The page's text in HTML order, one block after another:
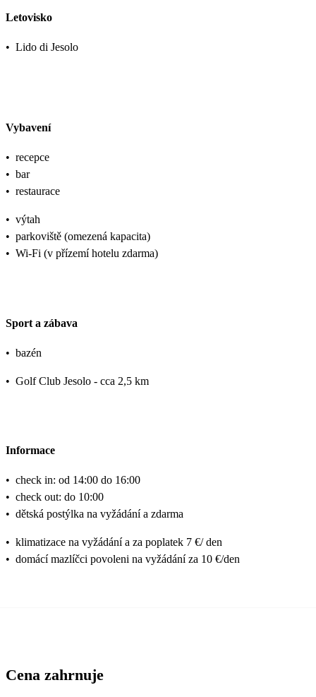
Letovisko
• Lido di Jesolo
Vybavení
• recepce
• bar
• restaurace
• výtah
• parkoviště (omezená kapacita)
• Wi-Fi (v přízemí hotelu zdarma)
Sport a zábava
• bazén
• Golf Club Jesolo - cca 2,5 km
Informace
• check in: od 14:00 do 16:00
• check out: do 10:00
• dětská postýlka na vyžádání a zdarma
• klimatizace na vyžádání a za poplatek 7 €/ den
• domácí mazlíčci povoleni na vyžádání za 10 €/den
Cena zahrnuje